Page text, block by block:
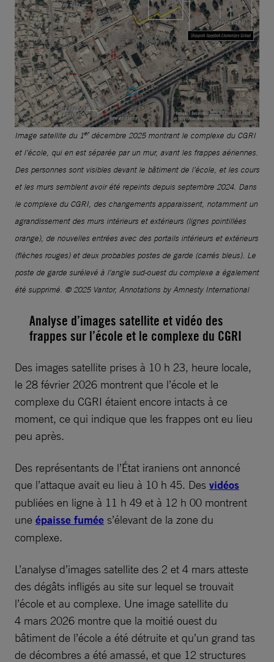
Image satellite du 1erdécembre 2025 montrant le complexe du CGRI
et l’école, qui en est séparée par un mur, avant les frappes aériennes.
Des personnes sont visibles devant le bâtiment de l’école, et les cours
et les murs semblent avoir été repeints depuis septembre 2024. Dans
le complexe du CGRI, des changements apparaissent, notamment un
agrandissement des murs intérieurs et extérieurs (lignes pointillées
orange), de nouvelles entrées avec des portails intérieurs et extérieurs
(flèches rouges) et deux probables postes de garde (carrés bleus). Le
poste de garde surélevé à l’angle sud-ouest du complexe a également
été supprimé. © 2025 Vantor, Annotations by Amnesty International
Analyse d’images satellite et vidéo des
frappes sur l’école et le complexe du CGRI
Des images satellite prises à 10 h 23, heure locale,
le 28 février 2026 montrent que l’école et le
complexe du CGRI étaient encore intacts à ce
moment, ce qui indique que les frappes ont eu lieu
peu après.
Des représentants de l’État iraniens ont annoncé
que l’attaque avait eu lieu à 10 h 45. Des vidéos
publiées en ligne à 11 h 49 et à 12 h 00 montrent
une épaisse fumée s’élevant de la zone du
complexe.
L’analyse d’images satellite des 2 et 4 mars atteste
des dégâts infligés au site sur lequel se trouvait
l’école et au complexe. Une image satellite du
4 mars 2026 montre que la moitié ouest du
bâtiment de l’école a été détruite et qu’un grand tas
de décombres a été amassé, et que 12 structures